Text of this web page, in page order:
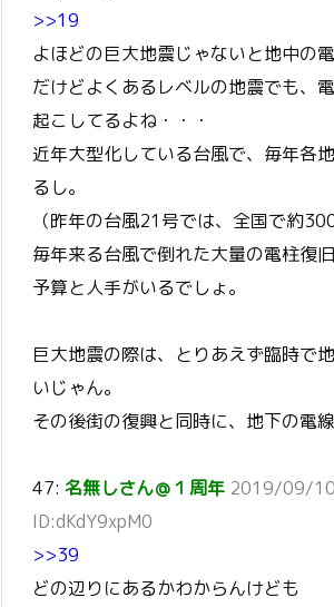
>>19
よほどの巨大地震じゃないと地中の
だけどよくあるレベルの地震でも、
起こしてるよね・・・
近年大型化している台風で、毎年各
るし。
（昨年の台風21号では、全国で約
毎年来る台風で倒れた大量の電柱復
予算と人手がいるでしょ。
巨大地震の際は、とりあえず臨時で
いじゃん。
その後街の復興と同時に、地下の電線
47: 名無しさん＠１周年 2019/09/
ID:dKdY9xpM0
>>39
どの辺りにあるかわからんけども